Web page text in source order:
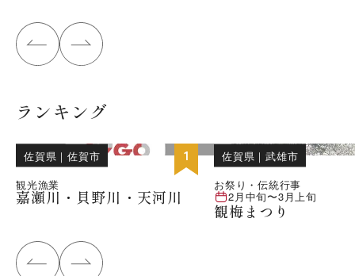
ランキング
1 位
佐賀県 ｜佐賀市
観光漁業
嘉瀬川・貝野川・天河川
佐賀県 ｜武雄市
お祭り・伝統行事
2月中旬〜3月上旬
観梅まつり